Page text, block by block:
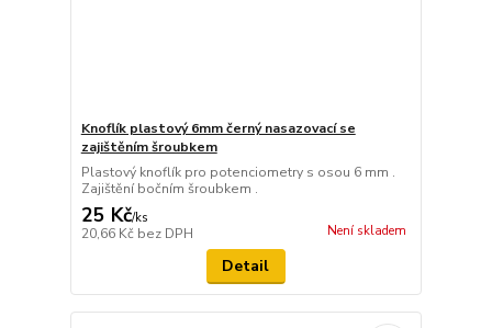
Knoflík plastový 6mm černý nasazovací se
zajištěním šroubkem
Plastový knoflík pro potenciometry s osou 6 mm .
Zajištění bočním šroubkem .
25 Kč/ks
20,66 Kč bez DPH Není skladem
Detail